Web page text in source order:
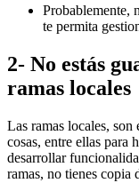
Probablemente,
te permita
2- No estás
ramas locales
Las ramas locales, son
cosas, entre ellas para
desarrollar
ramas, no tienes copia